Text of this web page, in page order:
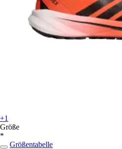
+1
Größe
*
Größentabelle